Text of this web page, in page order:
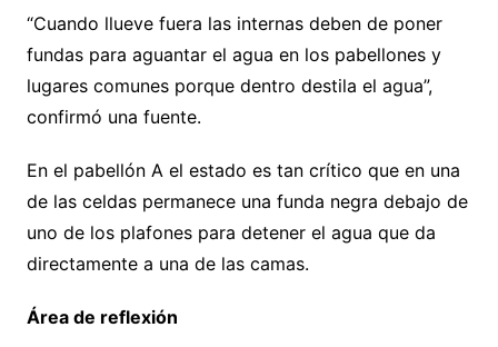
“Cuando llueve fuera las internas deben de poner
fundas para aguantar el agua en los pabellones y
lugares comunes porque dentro destila el agua”,
confirmó una fuente.
En el pabellón A el estado es tan crítico que en una
de las celdas permanece una funda negra debajo de
uno de los plafones para detener el agua que da
directamente a una de las camas.
Área de reflexión